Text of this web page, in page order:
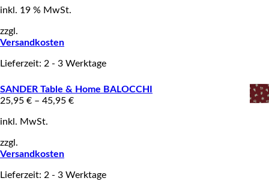
inkl. 19 % MwSt.
zzgl.
Versandkosten
Lieferzeit: 2 - 3 Werktage
SANDER Table & Home BALOCCHI
25,95 € – 45,95 €
inkl. MwSt.
zzgl.
Versandkosten
Lieferzeit: 2 - 3 Werktage